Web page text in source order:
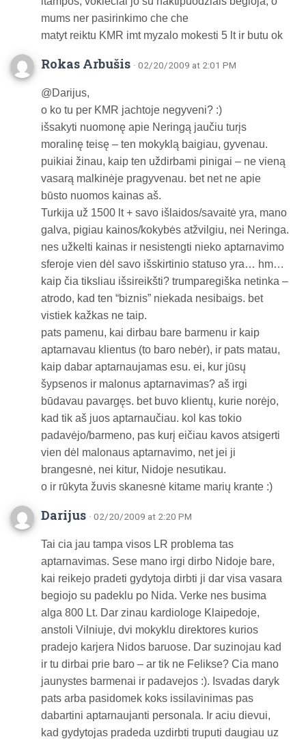
mums ner pasirinkimo che che
matyt reiktu KMR imt myzalo mokesti 5 lt ir butu ok
Rokas Arbušis · 02/20/2009 at 2:01 PM
@Darijus,
o ko tu per KMR jachtoje negyveni? :)
išsakyti nuomonę apie Neringą jaučiu turįs
moralinę teisę – ten mokyklą baigiau, gyvenau.
puikiai žinau, kaip ten uždirbami pinigai – ne vieną
vasarą malkinėje pragyvenau. bet net ne apie
būsto nuomos kainas aš.
Turkija už 1500 lt + savo išlaidos/savaitė yra, mano
galva, pigiau kainos/kokybės atžvilgiu, nei Neringa.
nes užkelti kainas ir nesistengti nieko aptarnavimo
sferoje vien dėl savo išskirtinio statuso yra… hm…
kaip čia tiksliau išsireikšti? trumparegiška netinka –
atrodo, kad ten “biznis” niekada nesibaigs. bet
vistiek kažkas ne taip.
pats pamenu, kai dirbau bare barmenu ir kaip
aptarnavau klientus (to baro nebėr), ir pats matau,
kaip dabar aptarnaujamas esu. ei, kur jūsų
šypsenos ir malonus aptarnavimas? aš irgi
būdavau pavargęs. bet buvo klientų, kurie norėjo,
kad tik aš juos aptarnaučiau. kol kas tokio
padavėjo/barmeno, pas kurį eičiau kavos atsigerti
vien dėl malonaus aptarnavimo, net jei ji
brangesnė, nei kitur, Nidoje nesutikau.
o ir rūkyta žuvis skanesnė kitame marių krante :)
Darijus · 02/20/2009 at 2:20 PM
Tai cia jau tampa visos LR problema tas
aptarnavimas. Sese mano irgi dirbo Nidoje bare,
kai reikejo pradeti gydytoja dirbti ji dar visa vasara
begiojo su padeklu po Nida. Verke nes busima
alga 800 Lt. Dar zinau kardiologe Klaipedoje,
anstoli Vilniuje, dvi mokyklu direktores kurios
pradejo karjera Nidos baruose. Dar suzinojau kad
ir tu dirbai prie baro – ar tik ne Felikse? Cia mano
jaunystes barmenai ir padavejos :). Isvadas daryk
pats arba pasidomek koks issilavinimas pas
dabartini aptarnaujanti personala. Ir aciu dievui,
kad gydytojas pradeda uzdirbti truputi daugiau uz